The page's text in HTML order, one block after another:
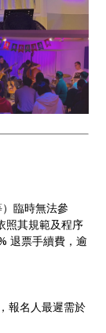
臨時無法參
照其規範及程序
退票手續費，逾
報名人最遲需於